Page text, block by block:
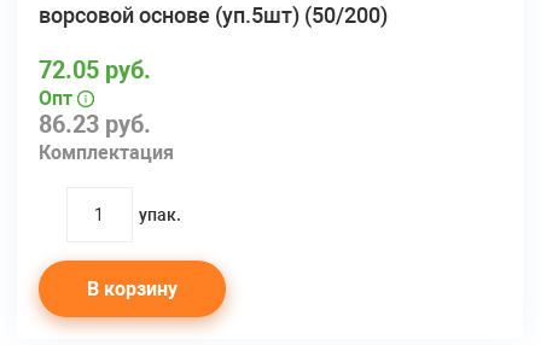
ворсовой основе (уп.5шт) (50/200)
86.23 руб.
Комплектация
72.05 руб.
Опт
quantity
упак.
В корзину